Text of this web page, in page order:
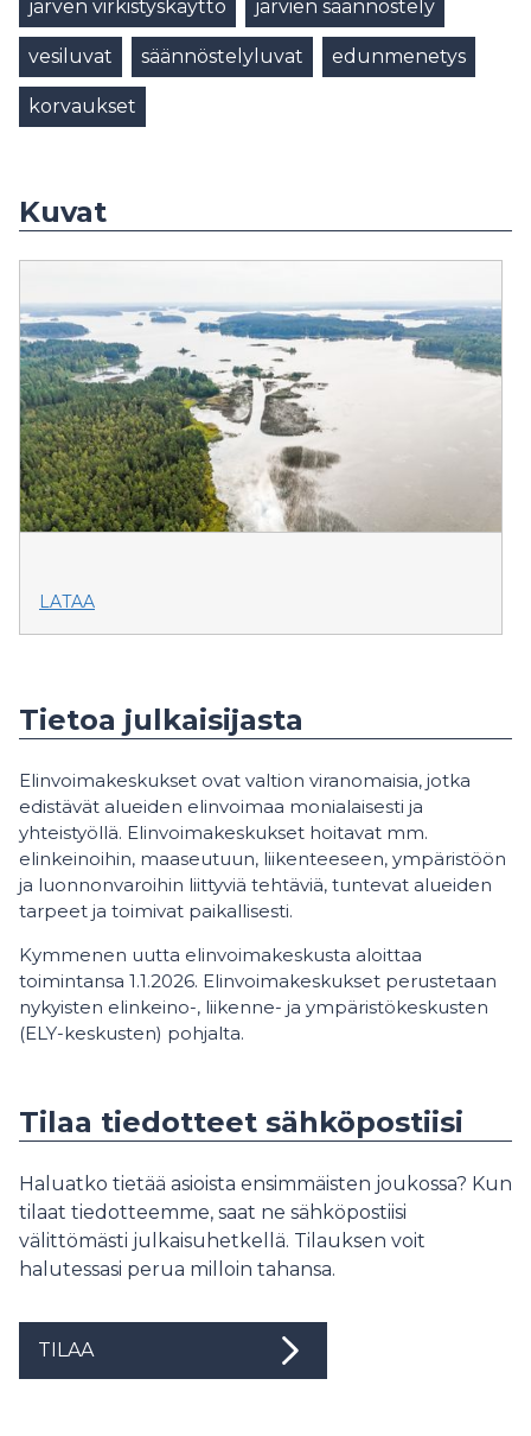
järven virkistyskäyttö järvien säännöstely
vesiluvat säännöstelyluvat edunmenetys
korvaukset
Kuvat
LATAA
Tietoa julkaisijasta
Elinvoimakeskukset ovat valtion viranomaisia, jotka
edistävät alueiden elinvoimaa monialaisesti ja
yhteistyöllä. Elinvoimakeskukset hoitavat mm.
elinkeinoihin, maaseutuun, liikenteeseen, ympäristöön
ja luonnonvaroihin liittyviä tehtäviä, tuntevat alueiden
tarpeet ja toimivat paikallisesti.
Kymmenen uutta elinvoimakeskusta aloittaa
toimintansa 1.1.2026. Elinvoimakeskukset perustetaan
nykyisten elinkeino-, liikenne- ja ympäristökeskusten
(ELY-keskusten) pohjalta.
Tilaa tiedotteet sähköpostiisi
Haluatko tietää asioista ensimmäisten joukossa? Kun
tilaat tiedotteemme, saat ne sähköpostiisi
välittömästi julkaisuhetkellä. Tilauksen voit
halutessasi perua milloin tahansa.
TILAA